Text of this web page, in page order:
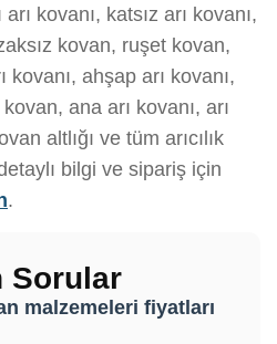
kovanı, katsız arı kovanı,
kovan, ruşet kovan,
ahşap arı kovanı,
ana arı kovanı, arı
altlığı ve tüm arıcılık
bilgi ve sipariş için
.
Sorular
malzemeleri fiyatları